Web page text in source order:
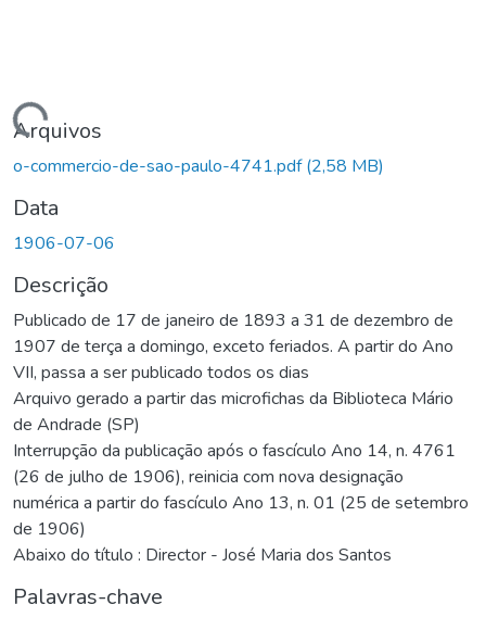
Carregando...
Arquivos
o-commercio-de-sao-paulo-4741.pdf(2,58 MB)
Data
1906-07-06
Descrição
Publicado de 17 de janeiro de 1893 a 31 de dezembro de
1907 de terça a domingo, exceto feriados. A partir do Ano
VII, passa a ser publicado todos os dias
Arquivo gerado a partir das microfichas da Biblioteca Mário
de Andrade (SP)
Interrupção da publicação após o fascículo Ano 14, n. 4761
(26 de julho de 1906), reinicia com nova designação
numérica a partir do fascículo Ano 13, n. 01 (25 de setembro
de 1906)
Abaixo do título : Director - José Maria dos Santos
Palavras-chave